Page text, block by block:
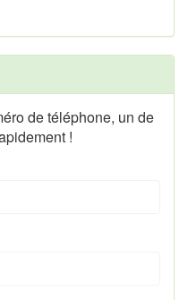
de téléphone, un de
!